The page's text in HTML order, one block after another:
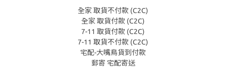
全家 取貨不付款 (C2C)
全家 取貨付款 (C2C)
7-11 取貨付款 (C2C)
7-11 取貨不付款 (C2C)
宅配-大嘴鳥貨到付款
郵寄 宅配寄送